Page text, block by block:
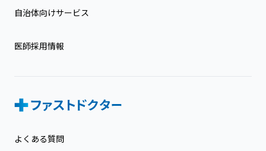
自治体向けサービス
医師採用情報
よくある質問